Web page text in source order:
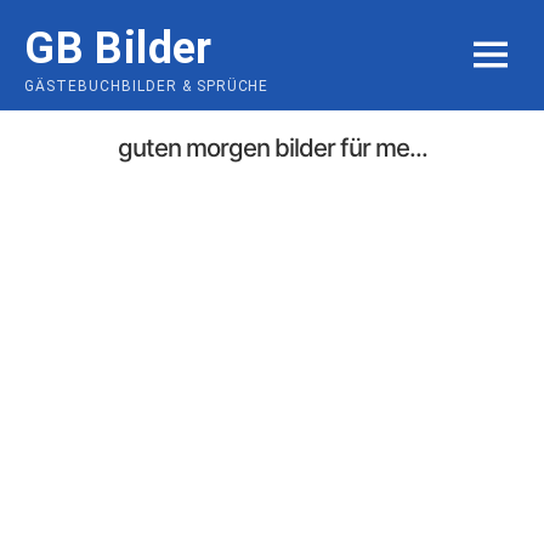
content
GB Bilder
GÄSTEBUCHBILDER & SPRÜCHE
MENU
guten morgen bilder für me...